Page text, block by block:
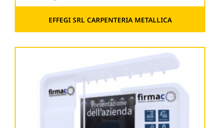
EFFEGI SRL CARPENTERIA METALLICA